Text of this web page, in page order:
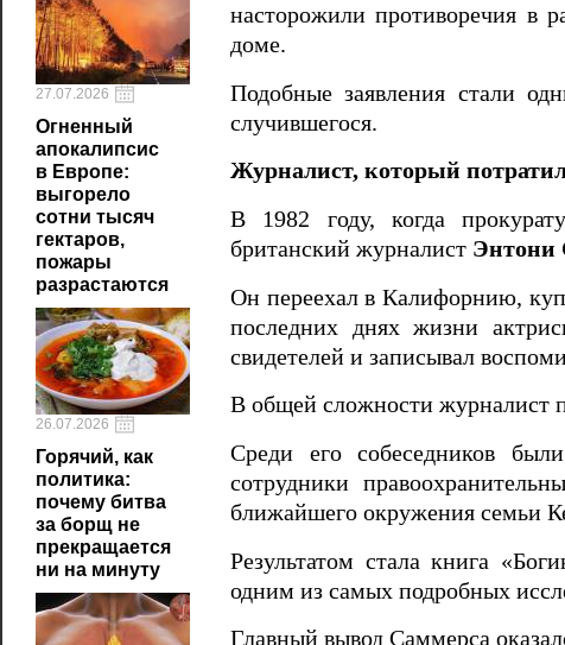
27.07.2026
Огненный
апокалипсис
в Европе:
выгорело
сотни тысяч
гектаров,
пожары
разрастаются
26.07.2026
Горячий, как
политика:
почему битва
за борщ не
прекращается
ни на минуту
насторожили противоречия в
доме.
Подобные заявления стали
случившегося.
Журналист, который
В 1982 году, когда
британский журналист Энтони
Он переехал в Калифорнию,
последних днях жизни
свидетелей и записывал
В общей сложности журналист
Среди его собеседников
сотрудники
ближайшего окружения семьи
Результатом стала книга
одним из самых подробных
Главный вывод Саммерса